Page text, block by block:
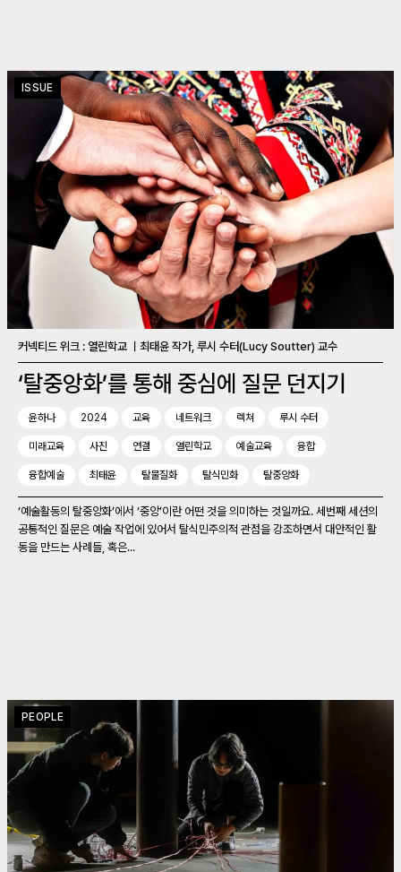
ISSUE
커넥티드 위크 : 열린학교 ㅣ최태윤 작가, 루시 수터(Lucy Soutter) 교수
‘탈중앙화’를 통해 중심에 질문 던지기
윤하나 2024 교육 네트워크 렉쳐 루시 수터
미래교육 사진 연결 열린학교 예술교육 융합
융합예술 최태윤 탈물질화 탈식민화 탈중앙화
‘예술활동의 탈중앙화’에서 ‘중앙’이란 어떤 것을 의미하는 것일까요. 세번째 세션의
공통적인 질문은 예술 작업에 있어서 탈식민주의적 관점을 강조하면서 대안적인 활
동을 만드는 사례들, 혹은...
PEOPLE